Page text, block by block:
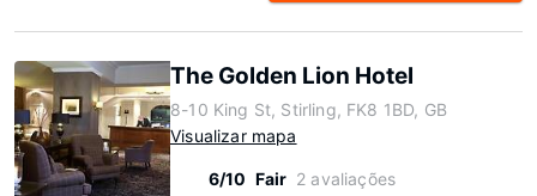
The Golden Lion Hotel
8-10 King St, Stirling, FK8 1BD, GB
Visualizar mapa
6/10 Fair 2 avaliações